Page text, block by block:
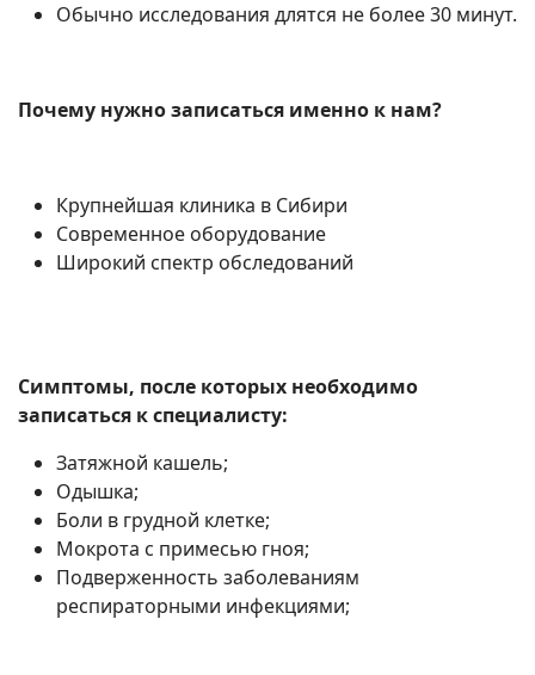
Обычно исследования длятся не более 30 минут.
Почему нужно записаться именно к нам?
Крупнейшая клиника в Сибири
Современное оборудование
Широкий спектр обследований
Симптомы, после которых необходимо
записаться к специалисту:
Затяжной кашель;
Одышка;
Боли в грудной клетке;
Мокрота с примесью гноя;
Подверженность заболеваниям
респираторными инфекциями;